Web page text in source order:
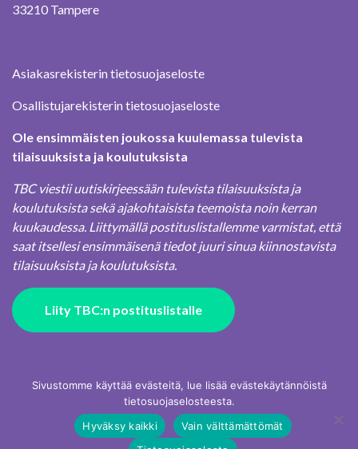
33210 Tampere
Asiakasrekisterin tietosuojaseloste
Osallistujarekisterin tietosuojaseloste
Ole ensimmäisten joukossa kuulemassa tulevista
tilaisuuksista ja koulutuksista
TBC viestii uutiskirjeessään tulevista tilaisuuksista ja
koulutuksista sekä ajakohtaisista teemoista noin kerran
kuukaudessa. Liittymällä postituslistallemme varmistat, että
saat itsellesi ensimmäisenä tiedot juuri sinua kiinnostavista
tilaisuuksista ja koulutuksista.
Liity TBC:n postituslistalle
Sivustomme käyttää evästeitä, lue lisää evästekäytännöistä
tietosuojaselosteesta.
Hyväksy kaikki
Vain välttämättömät